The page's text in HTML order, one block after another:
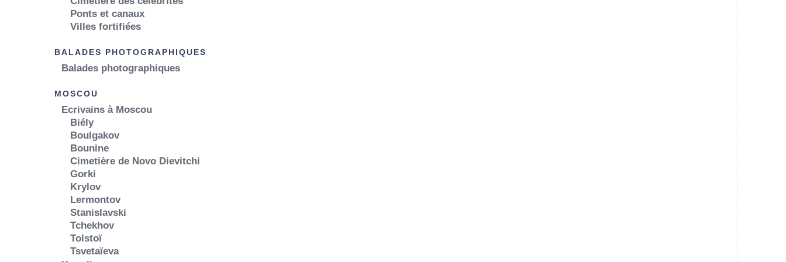
Ponts et canaux
Villes fortifiées
BALADES PHOTOGRAPHIQUES
Balades photographiques
MOSCOU
Ecrivains à Moscou
Biély
Boulgakov
Bounine
Cimetière de Novo Dievitchi
Gorki
Krylov
Lermontov
Stanislavski
Tchekhov
Tolstoï
Tsvetaïeva